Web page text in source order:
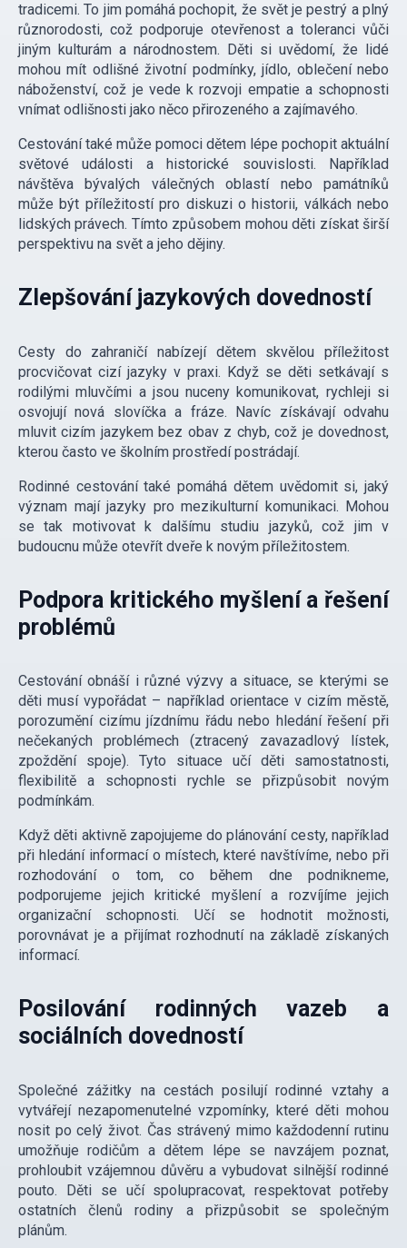
tradicemi. To jim pomáhá pochopit, že svět je pestrý a plný
různorodosti, což podporuje otevřenost a toleranci vůči
jiným kulturám a národnostem. Děti si uvědomí, že lidé
mohou mít odlišné životní podmínky, jídlo, oblečení nebo
náboženství, což je vede k rozvoji empatie a schopnosti
vnímat odlišnosti jako něco přirozeného a zajímavého.
Cestování také může pomoci dětem lépe pochopit aktuální
světové události a historické souvislosti. Například
návštěva bývalých válečných oblastí nebo památníků
může být příležitostí pro diskuzi o historii, válkách nebo
lidských právech. Tímto způsobem mohou děti získat širší
perspektivu na svět a jeho dějiny.
Zlepšování jazykových dovedností
Cesty do zahraničí nabízejí dětem skvělou příležitost
procvičovat cizí jazyky v praxi. Když se děti setkávají s
rodilými mluvčími a jsou nuceny komunikovat, rychleji si
osvojují nová slovíčka a fráze. Navíc získávají odvahu
mluvit cizím jazykem bez obav z chyb, což je dovednost,
kterou často ve školním prostředí postrádají.
Rodinné cestování také pomáhá dětem uvědomit si, jaký
význam mají jazyky pro mezikulturní komunikaci. Mohou
se tak motivovat k dalšímu studiu jazyků, což jim v
budoucnu může otevřít dveře k novým příležitostem.
Podpora kritického myšlení a řešení
problémů
Cestování obnáší i různé výzvy a situace, se kterými se
děti musí vypořádat – například orientace v cizím městě,
porozumění cizímu jízdnímu řádu nebo hledání řešení při
nečekaných problémech (ztracený zavazadlový lístek,
zpoždění spoje). Tyto situace učí děti samostatnosti,
flexibilitě a schopnosti rychle se přizpůsobit novým
podmínkám.
Když děti aktivně zapojujeme do plánování cesty, například
při hledání informací o místech, které navštívíme, nebo při
rozhodování o tom, co během dne podnikneme,
podporujeme jejich kritické myšlení a rozvíjíme jejich
organizační schopnosti. Učí se hodnotit možnosti,
porovnávat je a přijímat rozhodnutí na základě získaných
informací.
Posilování rodinných vazeb a
sociálních dovedností
Společné zážitky na cestách posilují rodinné vztahy a
vytvářejí nezapomenutelné vzpomínky, které děti mohou
nosit po celý život. Čas strávený mimo každodenní rutinu
umožňuje rodičům a dětem lépe se navzájem poznat,
prohloubit vzájemnou důvěru a vybudovat silnější rodinné
pouto. Děti se učí spolupracovat, respektovat potřeby
ostatních členů rodiny a přizpůsobit se společným
plánům.